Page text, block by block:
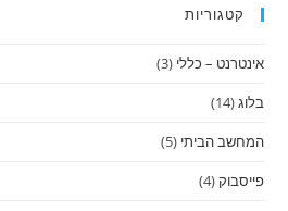
קטגוריות
אינטרנט – כללי (3)
בלוג(14)
המחשב הביתי (5)
פייסבוק(4)